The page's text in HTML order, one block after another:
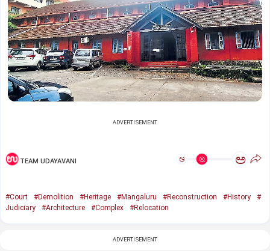
ADVERTISEMENT
TEAM UDAYAVANI ಅ ಅ
#Court #Demolition #Heritage #Mangaluru #Reconstruction #History
#
Judiciary
#Architecture #Complex #Relocation
ADVERTISEMENT